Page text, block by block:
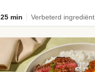
25 min Verbeterd ingrediënt